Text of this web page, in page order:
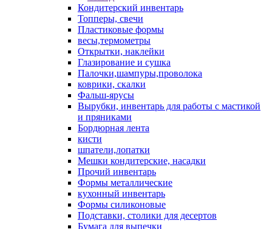
Кондитерский инвентарь
Топперы, свечи
Пластиковые формы
весы,термометры
Открытки, наклейки
Глазирование и сушка
Палочки,шампуры,проволока
коврики, скалки
Фальш-ярусы
Вырубки, инвентарь для работы с мастикой
и пряниками
Бордюрная лента
кисти
шпатели,лопатки
Мешки кондитерские, насадки
Прочий инвентарь
Формы металлические
кухонный инвентарь
Формы силиконовые
Подставки, столики для десертов
Бумага для выпечки